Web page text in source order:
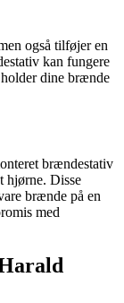
også tilføjer en
kan fungere
dine brænde
brændestativ
hjørne. Disse
brænde på en
med